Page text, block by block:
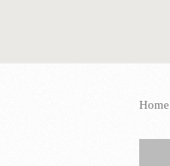
Home